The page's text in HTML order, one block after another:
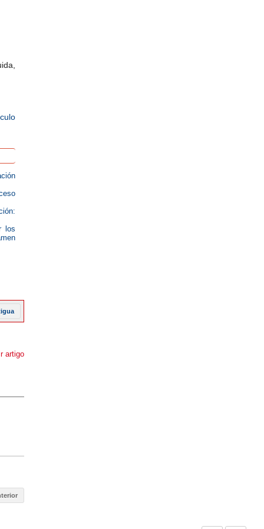
los
artigo